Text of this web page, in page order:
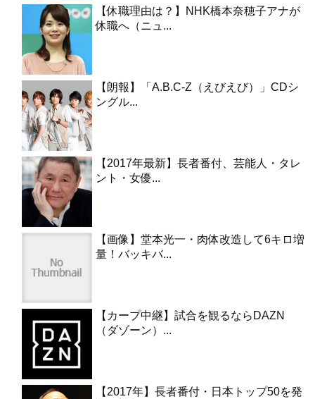
【休職理由は？】NHK橋本奈穂子アナが
休職へ（ニュ...
【朗報】「A.B.C-Z（えびえび）」CDシ
ングル...
【2017年最新】長者番付、芸能人・タレ
ント・女優...
【画像】堂本光一・肉体改造して6キロ増
量！バッキバ...
【カープ中継】試合を観るならDAZN
（ダゾーン）...
【2017年】長者番付・日本トップ50を発